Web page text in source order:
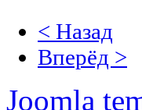
< Назад
Вперёд >
Joomla